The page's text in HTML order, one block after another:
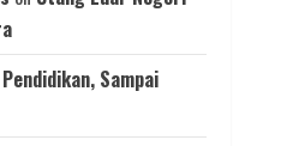
Sampai